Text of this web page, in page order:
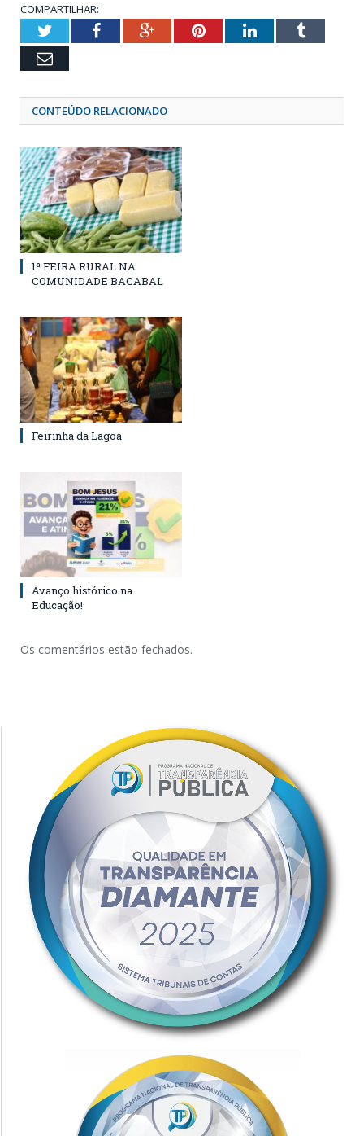
COMPARTILHAR:
TwitterFacebookGoogle+PinterestLinkedInTumblr
Email
CONTEÚDO RELACIONADO
1ª FEIRA RURAL NA
COMUNIDADE BACABAL
Feirinha da Lagoa
Avanço histórico na
Educação!
Os comentários estão fechados.